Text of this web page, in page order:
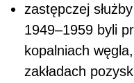
zastępczej
1949–1959 byli
kopalniach
zakładach